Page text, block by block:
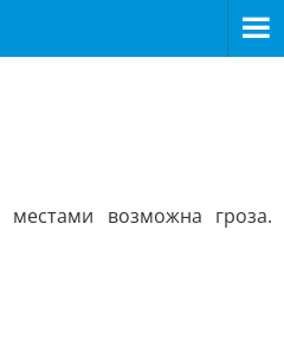
местами возможна гроза.